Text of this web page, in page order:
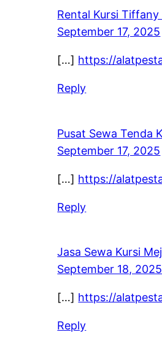
Rental Kursi
September 17, 2025
[…] https://
Reply
Pusat Sewa Tenda
September 17, 2025
[…] https://
Reply
Jasa Sewa Kursi
September 18, 2025
[…] https://
Reply